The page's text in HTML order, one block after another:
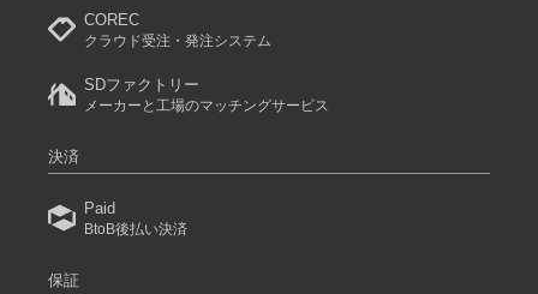
COREC
クラウド受注・発注システム
SDファクトリー
メーカーと工場のマッチングサービス
決済
Paid
BtoB後払い決済
保証